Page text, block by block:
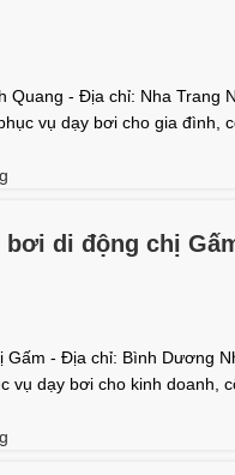
Quang - Địa chỉ: Nha Trang
vụ dạy bơi cho gia đình,
bơi di động chị
Gấm - Địa chỉ: Bình Dương
vụ dạy bơi cho kinh doanh,